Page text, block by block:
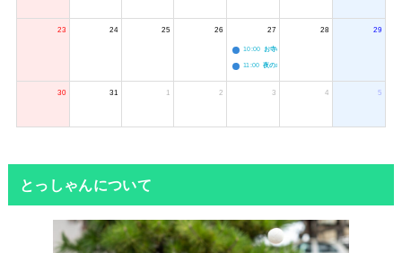
23 24 25 26 27
10:00 お寺のジャグリング教室
11:00 夜のボードゲーム会
28 29
30 31 1 2 3 4 5
とっしゃんについて